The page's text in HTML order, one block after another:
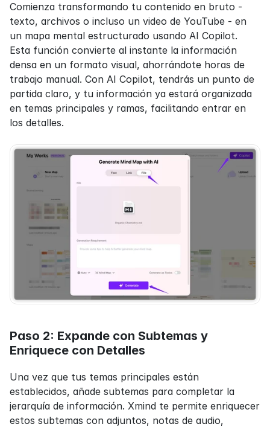
Comienza transformando tu contenido en bruto -
texto, archivos o incluso un video de YouTube - en
un mapa mental estructurado usando AI Copilot.
Esta función convierte al instante la información
densa en un formato visual, ahorrándote horas de
trabajo manual. Con AI Copilot, tendrás un punto de
partida claro, y tu información ya estará organizada
en temas principales y ramas, facilitando entrar en
los detalles.
Paso 2: Expande con Subtemas y
Enriquece con Detalles
Una vez que tus temas principales están
establecidos, añade subtemas para completar la
jerarquía de información. Xmind te permite enriquecer
estos subtemas con adjuntos, notas de audio,